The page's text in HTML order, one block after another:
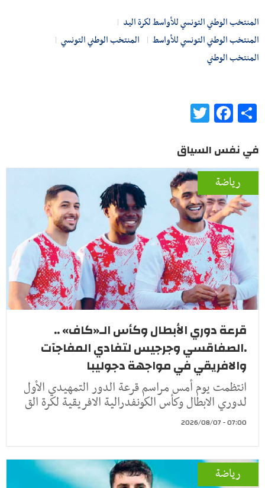
المنتخب الوطني التونسي للأواسط لكرة اليد
المنتخب الوطني التونسي للأواسط
المنتخب الوطني التونسي
المنتخب الوطني
Share
Facebook
في نفس السياق
رياضة
قرعة دوري الأبطال وكأس الـ«كاف» ..
.الصفاقسي وجرجيس لتفادي المفاجآت
والافريقي في مواجهة دجوليبا
انتظمت يوم أمس مراسم قرعة الدور التمهيدي الأول
لدوري الابطال وكأس الكونفدرالية الافريقية لكرة الق
07:00 - 2026/08/07
رياضة